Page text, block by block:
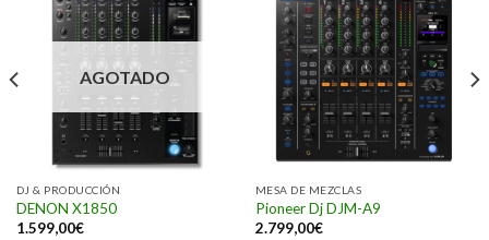
AGOTADO
DJ & PRODUCCIÓN
DENON X1850
1.599,00€
MESA DE MEZCLAS
Pioneer Dj DJM-A9
2.799,00€